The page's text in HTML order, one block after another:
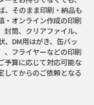
、そのまま印刷・納品も
・オンライン作成の印刷
筒、クリアファイル、
、DM用はがき、缶バッ
、フライヤーなどの印刷
予算に応じて対応可能な
してからのご依頼となる